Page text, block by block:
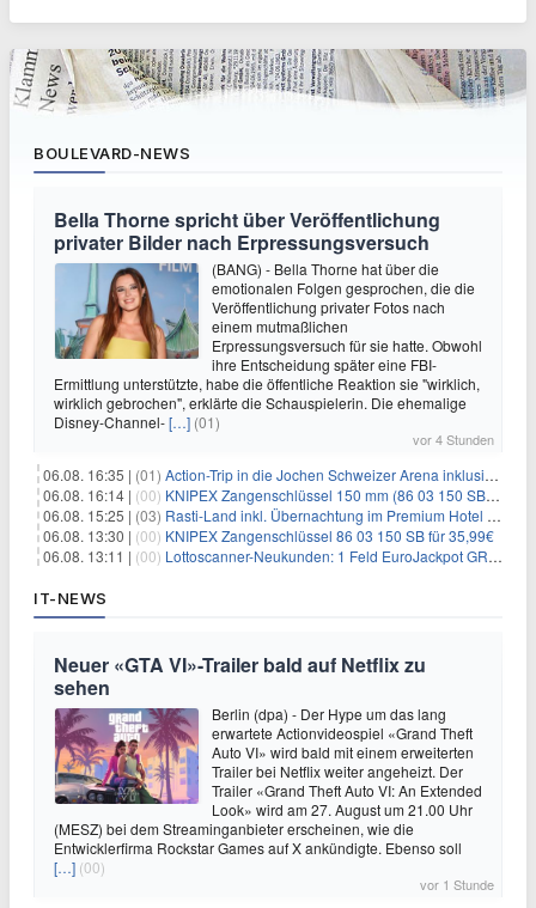
BOULEVARD-NEWS
Bella Thorne spricht über Veröffentlichung
privater Bilder nach Erpressungsversuch
(BANG) - Bella Thorne hat über die
emotionalen Folgen gesprochen, die die
Veröffentlichung privater Fotos nach
einem mutmaßlichen
Erpressungsversuch für sie hatte. Obwohl
ihre Entscheidung später eine FBI-
Ermittlung unterstützte, habe die öffentliche Reaktion sie "wirklich,
wirklich gebrochen", erklärte die Schauspielerin. Die ehemalige
Disney-Channel-[…] (01)
vor 4 Stunden
06.08. 16:35 | (01) Action-Trip in die Jochen Schweizer Arena inklusive Premium Hotel und Frühstück ab 59€ p.P.
06.08. 16:14 | (00) KNIPEX Zangenschlüssel 150 mm (86 03 150 SB) für 35,99€
06.08. 15:25 | (03) Rasti-Land inkl. Übernachtung im Premium Hotel ab 69€ p.P.
06.08. 13:30 | (00) KNIPEX Zangenschlüssel 86 03 150 SB für 35,99€
06.08. 13:11 | (00) Lottoscanner-Neukunden: 1 Feld EuroJackpot GRATIS spielen
IT-NEWS
Neuer «GTA VI»-Trailer bald auf Netflix zu
sehen
Berlin (dpa) - Der Hype um das lang
erwartete Actionvideospiel «Grand Theft
Auto VI» wird bald mit einem erweiterten
Trailer bei Netflix weiter angeheizt. Der
Trailer «Grand Theft Auto VI: An Extended
Look» wird am 27. August um 21.00 Uhr
(MESZ) bei dem Streaminganbieter erscheinen, wie die
Entwicklerfirma Rockstar Games auf X ankündigte. Ebenso soll
[…] (00)
vor 1 Stunde